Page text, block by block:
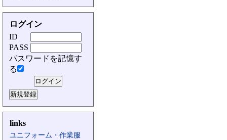
ログイン
ID
PASS
パスワードを記憶す
る
links
ユニフォーム・作業服